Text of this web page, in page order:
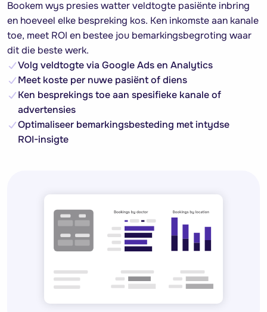
Bookem wys presies watter veldtogte pasiënte inbring
en hoeveel elke bespreking kos. Ken inkomste aan kanale
toe, meet ROI en bestee jou bemarkingsbegroting waar
dit die beste werk.
Volg veldtogte via Google Ads en Analytics
Meet koste per nuwe pasiënt of diens
Ken besprekings toe aan spesifieke kanale of
advertensies
Optimaliseer bemarkingsbesteding met intydse
ROI-insigte